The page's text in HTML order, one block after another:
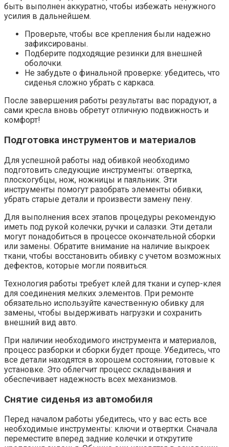
быть выполнен аккуратно, чтобы избежать ненужного
усилия в дальнейшем.
Проверьте, чтобы все крепления были надежно
зафиксированы.
Подберите подходящие резинки для внешней
оболочки.
Не забудьте о финальной проверке: убедитесь, что
сиденья сложно убрать с каркаса.
После завершения работы результаты вас порадуют, а
сами кресла вновь обретут отличную подвижность и
комфорт!
Подготовка инструментов и материалов
Для успешной работы над обивкой необходимо
подготовить следующие инструменты: отвертка,
плоскогубцы, нож, ножницы и паяльник. Эти
инструменты помогут разобрать элементы обивки,
убрать старые детали и произвести замену пену.
Для выполнения всех этапов процедуры рекомендую
иметь под рукой колечки, ручки и салазки. Эти детали
могут понадобиться в процессе окончательной сборки
или замены. Обратите внимание на наличие выкроек
ткани, чтобы восстановить обивку с учетом возможных
дефектов, которые могли появиться.
Технология работы требует клей для ткани и супер-клея
для соединения мелких элементов. При ремонте
обязательно используйте качественную обивку для
замены, чтобы выдерживать нагрузки и сохранить
внешний вид авто.
При наличии необходимого инструмента и материалов,
процесс разборки и сборки будет проще. Убедитесь, что
все детали находятся в хорошем состоянии, готовые к
установке. Это облегчит процесс складывания и
обеспечивает надежность всех механизмов.
Снятие сиденья из автомобиля
Перед началом работы убедитесь, что у вас есть все
необходимые инструменты: ключи и отвертки. Сначала
переместите вперед задние колечки и открутите